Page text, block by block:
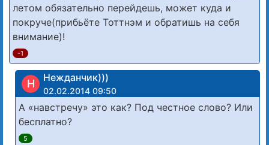
летом обязательно перейдешь, может куда и
покруче(прибьёте Тоттнэм и обратишь на себя
внимание)!
-1
Н Нежданчик)))
02.02.2014 09:50
А «навстречу» это как? Под честное слово? Или
бесплатно?
5